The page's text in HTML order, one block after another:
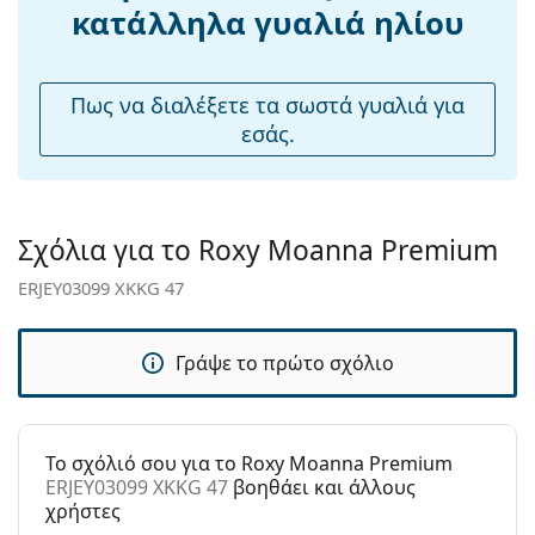
υφασμάτινη θήκη αντί για πανί.
βρείτε περισσότερα μοντέλα από δημοφιλείς μάρκες.
μαξιλάρια
άρθρωση:
Όχι
Αξεσουάρ
Πανί
καθαρισμού:
Ναι
Άλλα
Γυναικεία
Χρήση:
Μόδα
κατάλληλα γυαλιά ηλίου
Πως να διαλέξετε τα σωστά γυαλιά για
εσάς.
Σχόλια για το Roxy Moanna Premium
ERJEY03099 XKKG 47
Γράψε το πρώτο σχόλιο
To σχόλιό σου για το Roxy Moanna Premium
ERJEY03099 XKKG 47 βοηθάει και άλλους
χρήστες